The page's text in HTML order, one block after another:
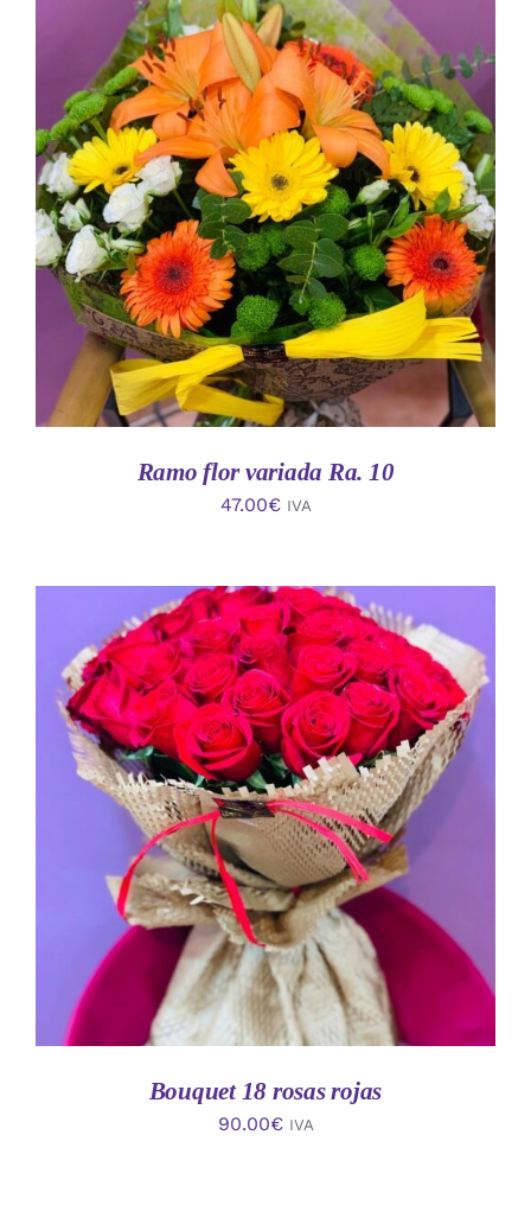
AÑADIR AL CARRITO
/
DETALLES
Ramo flor variada Ra. 10
47.00€ IVA
AÑADIR AL CARRITO
/
DETALLES
Bouquet 18 rosas rojas
90.00€ IVA